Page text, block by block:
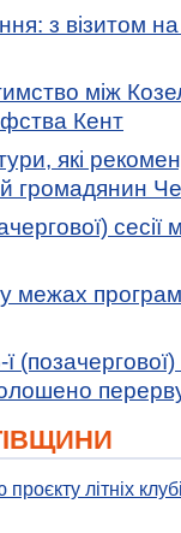
з візитом
між
Кент
які
сесії
літніх